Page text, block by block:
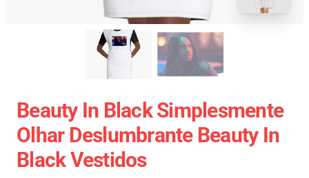
Beauty In Black Simplesmente
Olhar Deslumbrante Beauty In
Black Vestidos